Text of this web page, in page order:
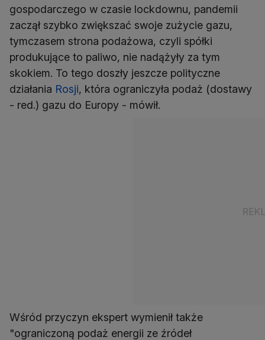
gospodarczego w czasie lockdownu, pandemii
zaczął szybko zwiększać swoje zużycie gazu,
tymczasem strona podażowa, czyli spółki
produkujące to paliwo, nie nadążyły za tym
skokiem. To tego doszły jeszcze polityczne
działania Rosji, która ograniczyła podaż (dostawy
- red.) gazu do Europy - mówił.
Wśród przyczyn ekspert wymienił także
"ograniczoną podaż energii ze źródeł